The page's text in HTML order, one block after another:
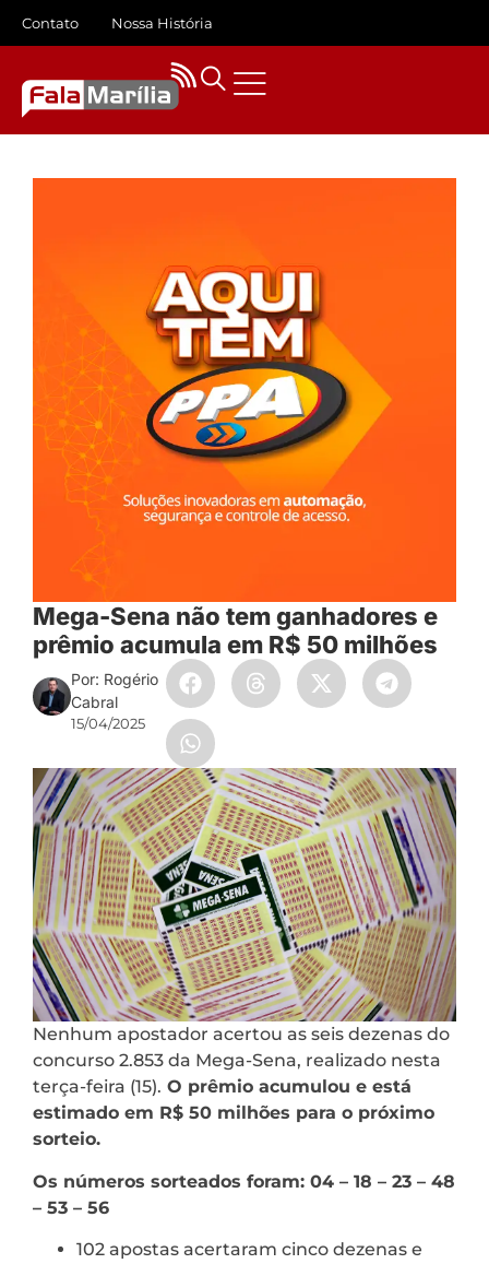
Contato Nossa História
Mega-Sena não tem ganhadores e
prêmio acumula em R$ 50 milhões
Por: Rogério
Cabral
15/04/2025
Nenhum apostador acertou as seis dezenas do
concurso 2.853 da Mega-Sena, realizado nesta
terça-feira (15). O prêmio acumulou e está
estimado em R$ 50 milhões para o próximo
sorteio.
Os números sorteados foram: 04 – 18 – 23 – 48
– 53 – 56
102 apostas acertaram cinco dezenas e